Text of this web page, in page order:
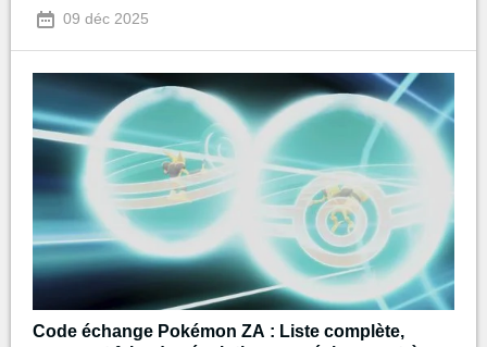
09 déc 2025
Code échange Pokémon ZA : Liste complète,